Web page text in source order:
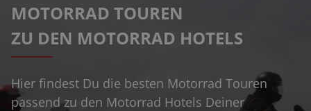
MOTORRAD TOUREN
ZU DEN MOTORRAD HOTELS
Hier findest Du die besten Motorrad Touren
passend zu den Motorrad Hotels Deiner